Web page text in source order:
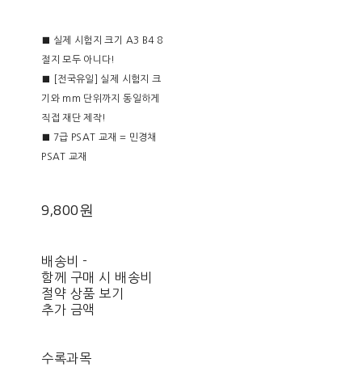
■ 실제 시험지 크기 A3 B4 8
절지 모두 아니다!
■ [전국유일] 실제 시험지 크
기와 mm 단위까지 동일하게
직접 재단 제작!
■ 7급 PSAT 교재 = 민경채
PSAT 교재
9,800원
배송비 -
함께 구매 시 배송비
절약 상품 보기
추가 금액
수록과목